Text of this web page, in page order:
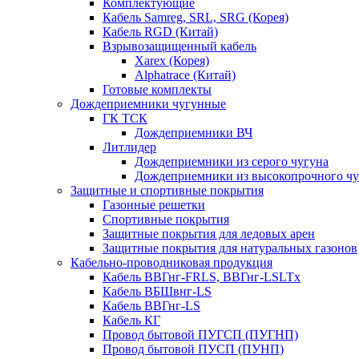
Комплектующие
Кабель Samreg, SRL, SRG (Корея)
Кабель RGD (Китай)
Взрывозащищенный кабель
Xarex (Корея)
Alphatrace (Китай)
Готовые комплекты
Дождеприемники чугунные
ГК ТСК
Дождеприемники ВЧ
Литлидер
Дождеприемники из серого чугуна
Дождеприемники из высокопрочного
Защитные и спортивные покрытия
Газонные решетки
Спортивные покрытия
Защитные покрытия для ледовых арен
Защитные покрытия для натуральных газонов
Кабельно-проводниковая продукция
Кабель ВВГнг-FRLS, ВВГнг-LSLTx
Кабель ВБШвнг-LS
Кабель ВВГнг-LS
Кабель КГ
Провод бытовой ПУГСП (ПУГНП)
Провод бытовой ПУСП (ПУНП)